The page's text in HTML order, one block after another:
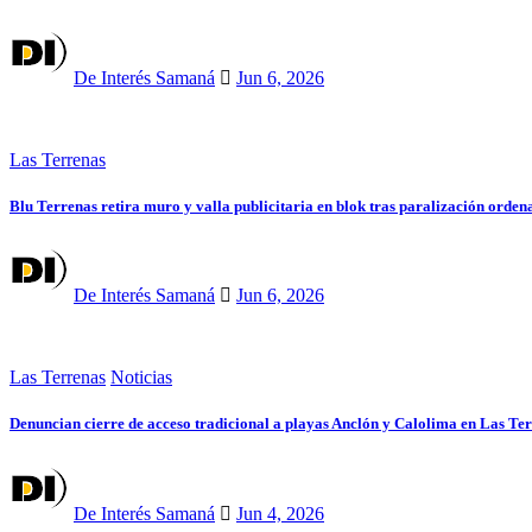
De Interés Samaná Jun 6, 2026
Las Terrenas
Blu Terrenas retira muro y valla publicitaria en blok tras paralización
De Interés Samaná Jun 6, 2026
Las Terrenas Noticias
Denuncian cierre de acceso tradicional a playas Anclón y Calolima en Las
De Interés Samaná Jun 4, 2026